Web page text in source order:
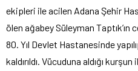
ekipleri ile acilen Adana Şehir
ölen ağabey Süleyman
80. Yıl Devlet Hastanesinde
kaldırıldı. Vücuduna aldığı